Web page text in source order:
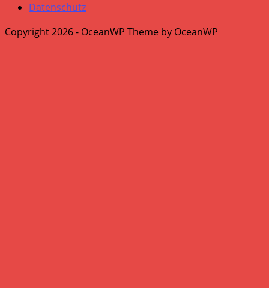
Datenschutz
Copyright 2026 - OceanWP Theme by OceanWP